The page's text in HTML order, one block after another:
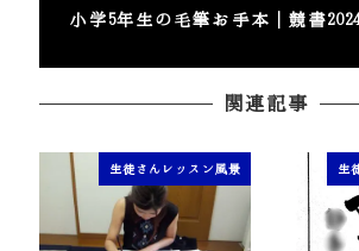
小学5年生の毛筆お手本｜競書
関連記事
生徒さんレッスン風景 生